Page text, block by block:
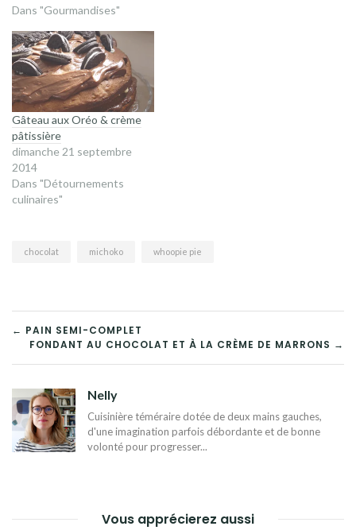
Dans "Gourmandises"
Gâteau aux Oréo & crème
pâtissière
dimanche 21 septembre
2014
Dans "Détournements
culinaires"
chocolat michoko whoopie pie
NAVIGATION
DE
L’ARTICLE
← PAIN SEMI-COMPLET
FONDANT AU CHOCOLAT ET À LA CRÈME DE MARRONS →
Nelly
Cuisinière téméraire dotée de deux mains gauches,
d'une imagination parfois débordante et de bonne
volonté pour progresser...
Vous apprécierez aussi